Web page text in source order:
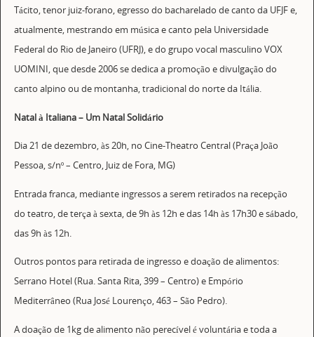
Tácito, tenor juiz-forano, egresso do bacharelado de canto da UFJF e,
atualmente, mestrando em música e canto pela Universidade
Federal do Rio de Janeiro (UFRJ), e do grupo vocal masculino VOX
UOMINI, que desde 2006 se dedica a promoção e divulgação do
canto alpino ou de montanha, tradicional do norte da Itália.
Natal à Italiana – Um Natal Solidário
Dia 21 de dezembro, às 20h, no Cine-Theatro Central (Praça João
Pessoa, s/nº – Centro, Juiz de Fora, MG)
Entrada franca, mediante ingressos a serem retirados na recepção
do teatro, de terça à sexta, de 9h às 12h e das 14h às 17h30 e sábado,
das 9h às 12h.
Outros pontos para retirada de ingresso e doação de alimentos:
Serrano Hotel (Rua. Santa Rita, 399 – Centro) e Empório
Mediterrâneo (Rua José Lourenço, 463 – São Pedro).
A doação de 1kg de alimento não perecível é voluntária e toda a